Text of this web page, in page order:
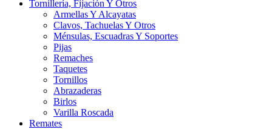
Tornillería, Fijación Y Otros
Armellas Y Alcayatas
Clavos, Tachuelas Y Otros
Ménsulas, Escuadras Y Soportes
Pijas
Remaches
Taquetes
Tornillos
Abrazaderas
Birlos
Varilla Roscada
Remates